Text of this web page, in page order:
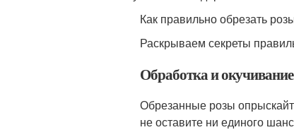
Как правильно обрезать
Раскрываем секреты
Обработка и
Обрезанные розы
не оставите ни единого